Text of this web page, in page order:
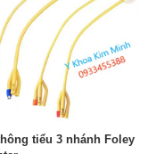
tiểu 3 nhánh Foley